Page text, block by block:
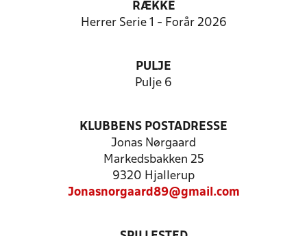
RÆKKE
Herrer Serie 1 - Forår 2026
PULJE
Pulje 6
KLUBBENS POSTADRESSE
Jonas Nørgaard
Markedsbakken 25
9320 Hjallerup
Jonasnorgaard89@gmail.com